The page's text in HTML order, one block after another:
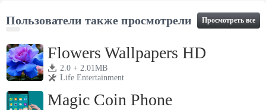
Пользователи также просмотрели Просмотреть все
Flowers Wallpapers HD
2.0 + 2.01MB
Life Entertainment
Magic Coin Phone